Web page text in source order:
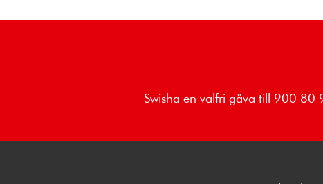
Swisha en valfri gåva till 900 80